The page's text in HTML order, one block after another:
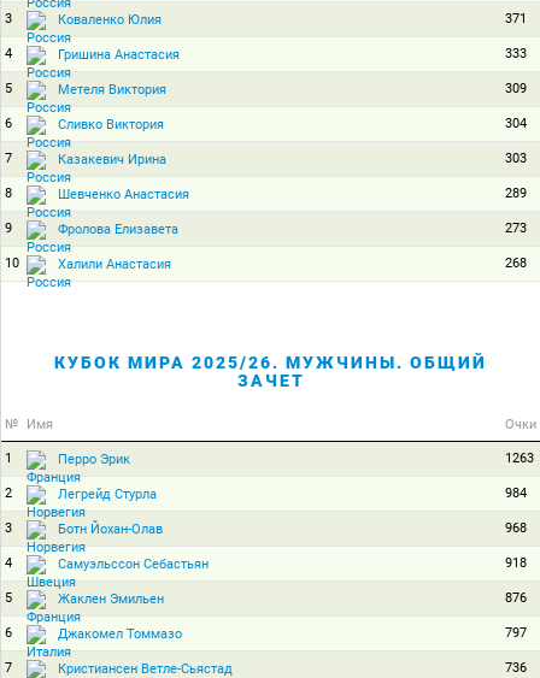
3 Коваленко Юлия 371
4 Гришина Анастасия 333
5 Метеля Виктория 309
6 Сливко Виктория 304
7 Казакевич Ирина 303
8 Шевченко Анастасия 289
9 Фролова Елизавета 273
10 Халили Анастасия 268
КУБОК МИРА 2025/26. МУЖЧИНЫ. ОБЩИЙ
ЗАЧЕТ
№ Имя Очки
1 Перро Эрик 1263
2 Легрейд Стурла 984
3 Ботн Йохан-Олав 968
4 Самуэльссон Себастьян 918
5 Жаклен Эмильен 876
6 Джакомел Томмазо 797
7 Кристиансен Ветле-Сьястад 736